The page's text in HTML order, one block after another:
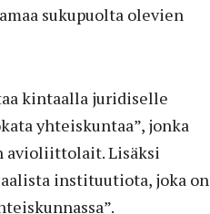
sukupuolta olevien
kintaalla juridiselle
yhteiskuntaa”, jonka
avioliittolait. Lisäksi
instituutiota, joka on